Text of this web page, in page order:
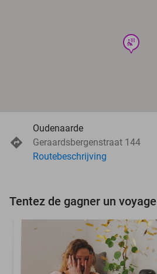
wellness
Oudenaarde
Geraardsbergenstraat 144
Routebeschrijving